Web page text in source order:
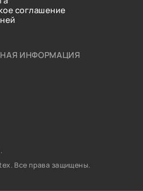
соглашение
ИНФОРМАЦИЯ
Все права защищены.